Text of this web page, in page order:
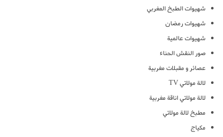
شهيوات الطبخ المغربي
شهيوات رمضان
شهيوات عالمية
صور النقش الحناء
عصائر و مقبلات مغربية
لالة مولاتي TV
لالة مولاتي اناقة مغربية
مطبخ لالة مولاتي
مكياج